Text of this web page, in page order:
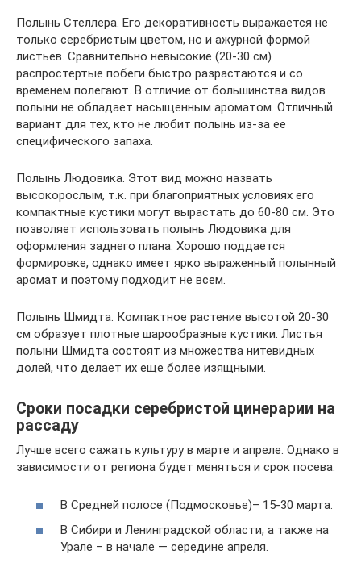
Полынь Стеллера. Его декоративность выражается не
только серебристым цветом, но и ажурной формой
листьев. Сравнительно невысокие (20-30 см)
распростертые побеги быстро разрастаются и со
временем полегают. В отличие от большинства видов
полыни не обладает насыщенным ароматом. Отличный
вариант для тех, кто не любит полынь из-за ее
специфического запаха.
Полынь Людовика. Этот вид можно назвать
высокорослым, т.к. при благоприятных условиях его
компактные кустики могут вырастать до 60-80 см. Это
позволяет использовать полынь Людовика для
оформления заднего плана. Хорошо поддается
формировке, однако имеет ярко выраженный полынный
аромат и поэтому подходит не всем.
Полынь Шмидта. Компактное растение высотой 20-30
см образует плотные шарообразные кустики. Листья
полыни Шмидта состоят из множества нитевидных
долей, что делает их еще более изящными.
Сроки посадки серебристой цинерарии на
рассаду
Лучше всего сажать культуру в марте и апреле. Однако в
зависимости от региона будет меняться и срок посева:
В Средней полосе (Подмосковье)– 15-30 марта.
В Сибири и Ленинградской области, а также на
Урале – в начале — середине апреля.